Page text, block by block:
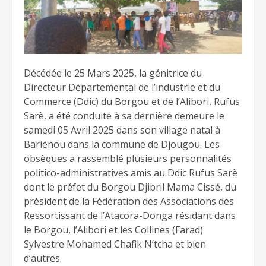
Décédée le 25 Mars 2025, la génitrice du
Directeur Départemental de l’industrie et du
Commerce (Ddic) du Borgou et de l’Alibori, Rufus
Sarè, a été conduite à sa dernière demeure le
samedi 05 Avril 2025 dans son village natal à
Bariénou dans la commune de Djougou. Les
obsèques a rassemblé plusieurs personnalités
politico-administratives amis au Ddic Rufus Sarè
dont le préfet du Borgou Djibril Mama Cissé, du
président de la Fédération des Associations des
Ressortissant de l’Atacora-Donga résidant dans
le Borgou, l’Alibori et les Collines (Farad)
Sylvestre Mohamed Chafik N’tcha et bien
d’autres.